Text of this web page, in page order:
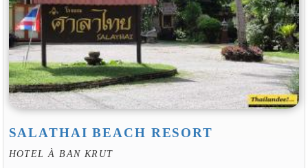
SALATHAI BEACH RESORT
HOTEL À BAN KRUT